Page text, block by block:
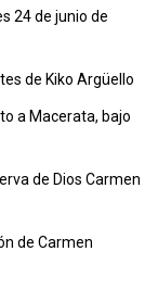
24 de junio de
de Kiko Argüello
a Macerata, bajo
de Dios Carmen
de Carmen